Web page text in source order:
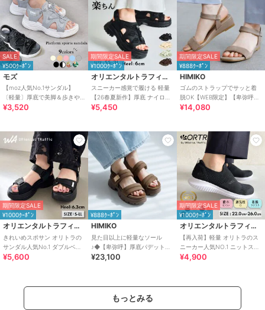
SALE
¥500ｸｰﾎﾟﾝ
モズ
【moz人気No.1サンダル】
〔軽量〕厚底で美脚＆歩きや
すい！疲れにくいフィット感
¥3,520
期間限定SALE
¥1000ｸｰﾎﾟﾝ
オリエンタルトラフィック
スニーカー感覚で履ける 軽量
【26春夏新作】厚底 ナイロン
スポーツサンダル /OT3232
¥5,450
期間限定SALE
¥888ｸｰﾎﾟﾝ
HIMIKO
ゴムのストラップでサッと着
脱OK【WEB限定】【卑弥呼
26SS】ゴムストラップサンダ
¥14,080
期間限定SALE
¥1000ｸｰﾎﾟﾝ
オリエンタルトラフィック
きれいめスポサン オリトラの
サンダル人気No.1 ダブルベル
ト スポーツサンダル /42207
¥5,600
¥888ｸｰﾎﾟﾝ
HIMIKO
見た目以上に軽量なソール
♪◆【卑弥呼】厚底パデットサ
ンダル/661201
¥23,100
期間限定SALE
¥1000ｸｰﾎﾟﾝ
オリエンタルトラフィック
【再入荷】軽量 オリトラのス
ニーカー人気NO.1 ニットスニ
ーカー スリッポン /3709
¥4,900
もっとみる